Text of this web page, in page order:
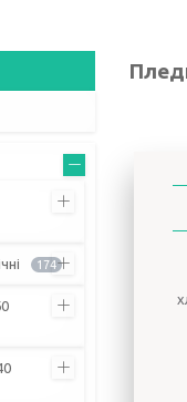
174